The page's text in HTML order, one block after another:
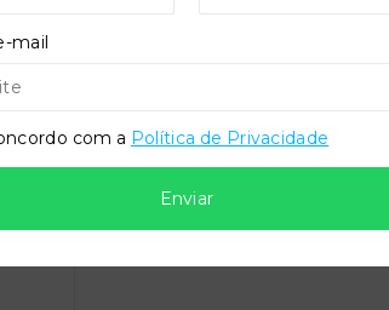
Portaria
mail
com a Política de Privacidade
Enviar